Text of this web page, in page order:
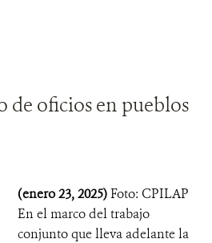
de oficios en pueblos
(enero 23, 2025)Foto: CPILAP
En el marco del trabajo
conjunto que lleva adelante la